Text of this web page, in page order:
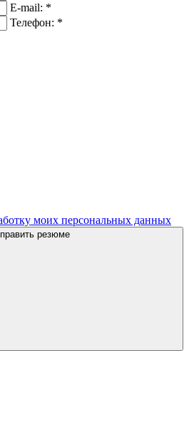
E-mail: *
Телефон: *
моих персональных данных
резюме